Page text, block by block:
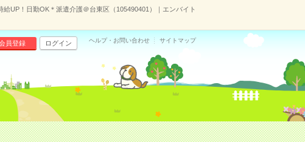
給UP！日勤OK＊派遣介護＠台東区（105490401）｜エンバイト
員登録 ログイン ヘルプ・お問い合わせ サイトマップ